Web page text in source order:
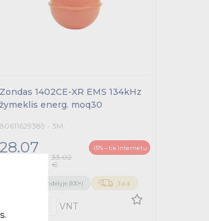
Zondas 1402CE-XR EMS 134kHz
žymeklis energ. moq30
80611629389 - 3M
28.07
33.02
€
-15% – tik internetu
Turime sandėlyje (100+) 3 d.d.
VNT